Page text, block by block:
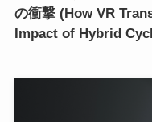
の衝撃 (How VR
Impact of Hybrid